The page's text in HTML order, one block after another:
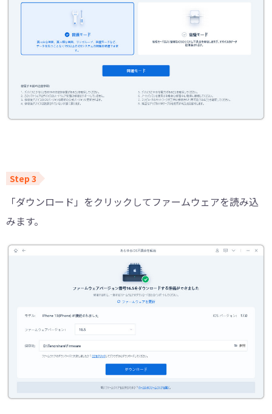
「ダウンロード」をクリックしてファームウェアを読み込
みます。